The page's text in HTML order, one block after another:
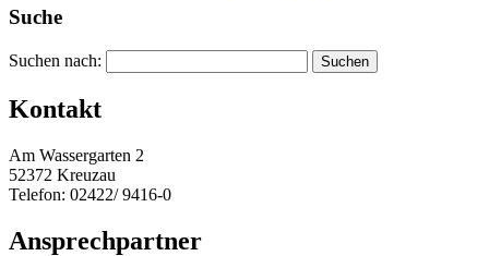
Suche
Suchen nach:
Kontakt
Am Wassergarten 2
52372 Kreuzau
Telefon: 02422/ 9416-0
Ansprechpartner